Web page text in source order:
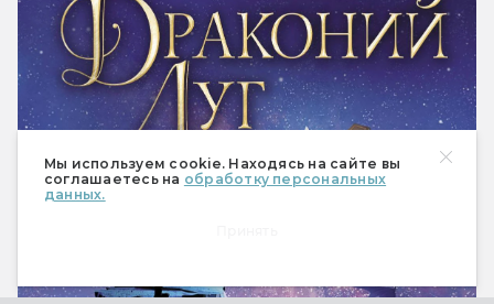
Мы используем cookie. Находясь на сайте вы
соглашаетесь на обработку персональных
данных.